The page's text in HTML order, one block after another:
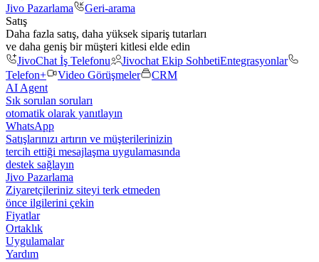
Jivo Pazarlama
Geri-arama
Satış
Daha fazla satış, daha yüksek sipariş tutarları
ve daha geniş bir müşteri kitlesi elde edin
JivoChat İş Telefonu
Jivochat Ekip SohbetiEntegrasyonlar
Telefon+
Video Görüşmeler
CRM
AI Agent
Sık sorulan soruları
otomatik olarak yanıtlayın
WhatsApp
Satışlarınızı artırın ve müşterilerinizin
tercih ettiği mesajlaşma uygulamasında
destek sağlayın
Jivo Pazarlama
Ziyaretçileriniz siteyi terk etmeden
önce ilgilerini çekin
Fiyatlar
Ortaklık
Uygulamalar
Yardım